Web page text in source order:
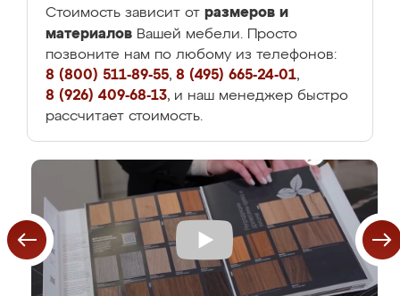
Стоимость зависит от размеров и
материалов Вашей мебели. Просто
позвоните нам по любому из телефонов:
8 (800) 511-89-55, 8 (495) 665-24-01,
8 (926) 409-68-13, и наш менеджер быстро
рассчитает стоимость.